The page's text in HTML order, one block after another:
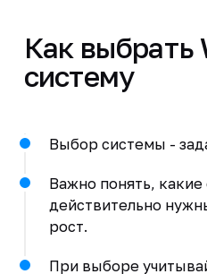
Как выбрать
систему
Выбор системы -
Важно понять,
действительно
рост.
При выборе